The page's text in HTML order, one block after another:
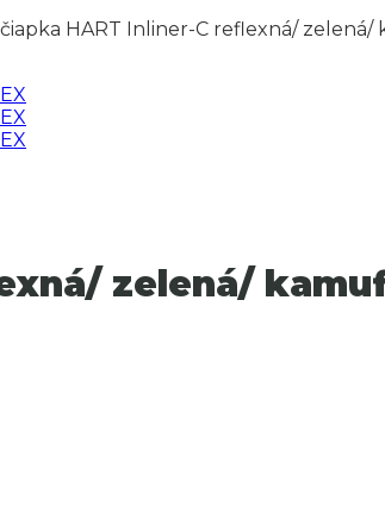
HART Inliner-C reflexná/ zelená/
zelená/